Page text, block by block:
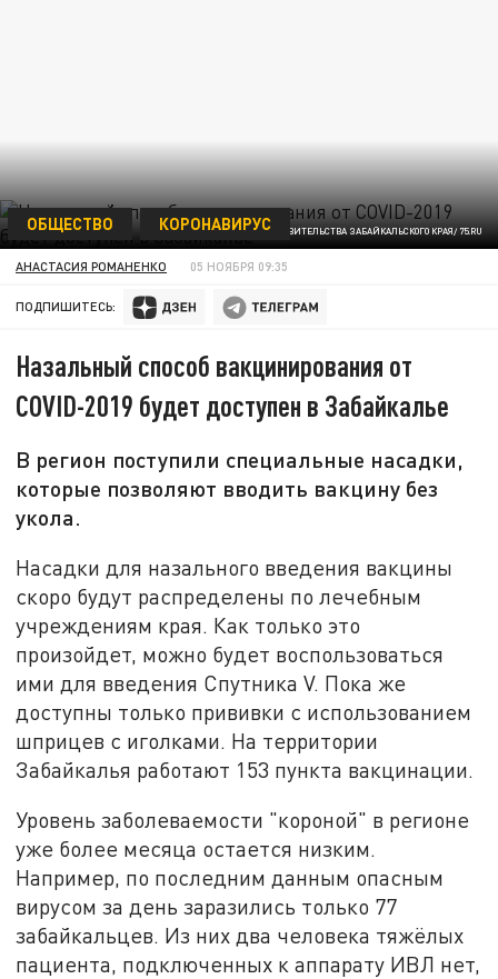
ФОТО ПРЕСС-СЛУЖБЫ ПРАВИТЕЛЬСТВА ЗАБАЙКАЛЬСКОГО КРАЯ/ 75.RU
ОБЩЕСТВО КОРОНАВИРУС
АНАСТАСИЯ РОМАНЕНКО 05 НОЯБРЯ 09:35
ПОДПИШИТЕСЬ:
Назальный способ вакцинирования от
COVID-2019 будет доступен в Забайкалье
В регион поступили специальные насадки,
которые позволяют вводить вакцину без
укола.
Насадки для назального введения вакцины
скоро будут распределены по лечебным
учреждениям края. Как только это
произойдет, можно будет воспользоваться
ими для введения Спутника V. Пока же
доступны только прививки с использованием
шприцев с иголками. На территории
Забайкалья работают 153 пункта вакцинации.
Уровень заболеваемости "короной" в регионе
уже более месяца остается низким.
Например, по последним данным опасным
вирусом за день заразились только 77
забайкальцев. Из них два человека тяжёлых
пациента, подключенных к аппарату ИВЛ нет,